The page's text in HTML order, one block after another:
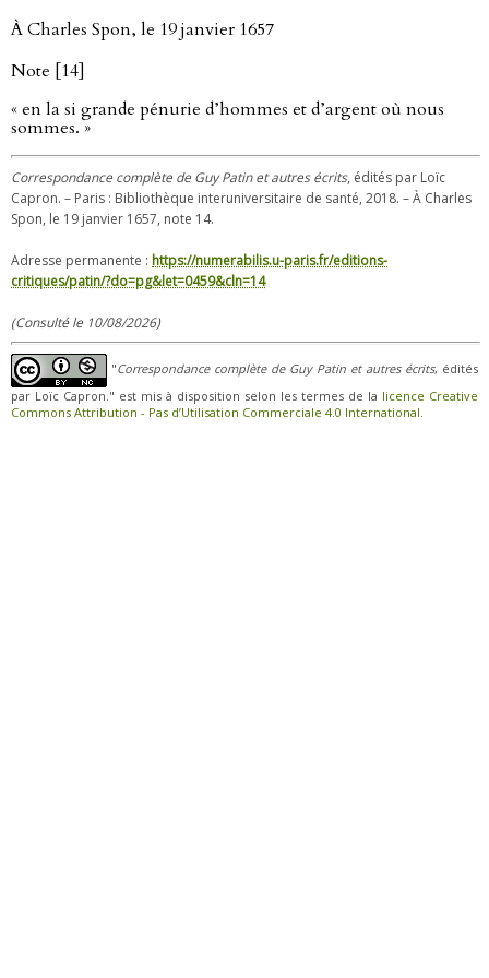
À Charles Spon, le 19 janvier 1657
Note [14]
« en la si grande pénurie d’hommes et d’argent où nous
sommes. »
Correspondance complète de Guy Patin et autres écrits, édités par Loïc
Capron. – Paris : Bibliothèque interuniversitaire de santé, 2018. – À Charles
Spon, le 19 janvier 1657, note 14.
Adresse permanente : https://numerabilis.u-paris.fr/editions-
critiques/patin/?do=pg&let=0459&cln=14
(Consulté le 10/08/2026)
"Correspondance complète de Guy Patin et autres écrits, édités
par Loïc Capron." est mis à disposition selon les termes de la licence Creative
Commons Attribution - Pas d’Utilisation Commerciale 4.0 International.